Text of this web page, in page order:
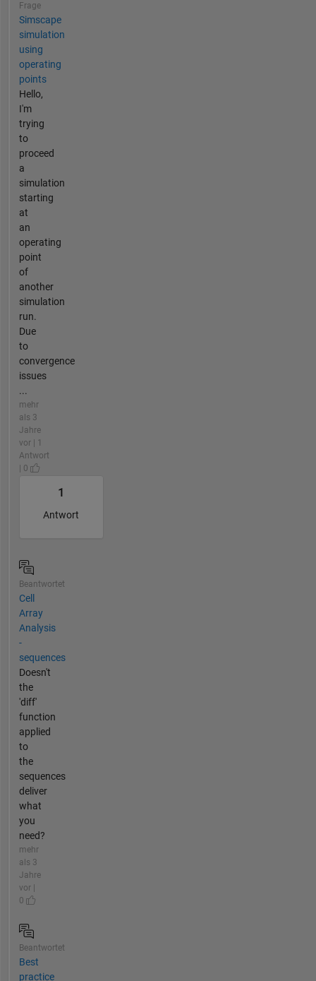
Frage
Simscape
simulation
using
operating
points
Hello,
I'm
trying
to
proceed
a
simulation
starting
at
an
operating
point
of
another
simulation
run.
Due
to
convergence
issues
...
mehr
als 3
Jahre
vor | 1
Antwort
| 0
1
Antwort
Beantwortet
Cell
Array
Analysis
-
sequences
Doesn't
the
'diff'
function
applied
to
the
sequences
deliver
what
you
need?
mehr
als 3
Jahre
vor |
0
Beantwortet
Best
practice